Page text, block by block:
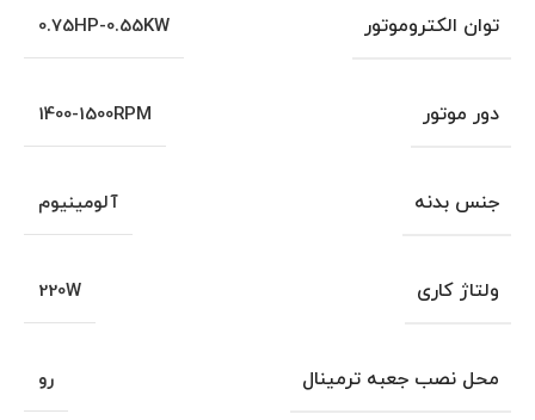
توان الکتروموتور 0.75HP-0.55KW
دور موتور 1400-1500RPM
جنس بدنه آلومینیوم
ولتاژ کاری 220W
محل نصب جعبه ترمینال رو